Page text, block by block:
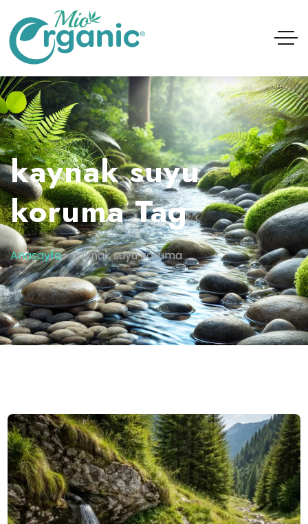
kaynak suyu
koruma Tag
Anasayfa»kaynak suyu koruma